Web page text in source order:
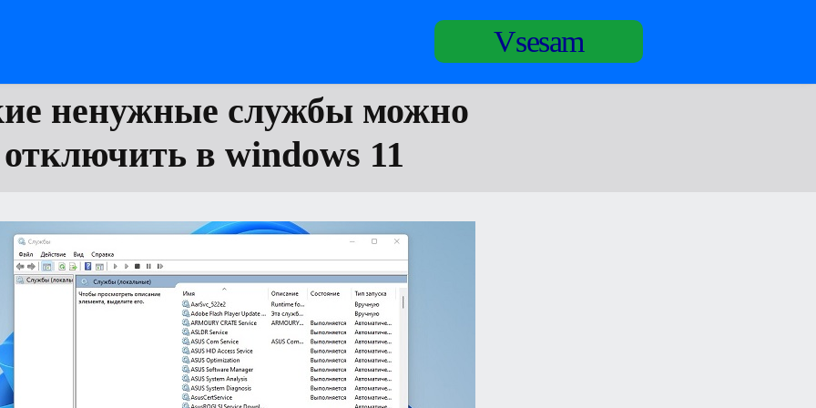
Vsesam
ненужные службы можно
отключить в windows 11